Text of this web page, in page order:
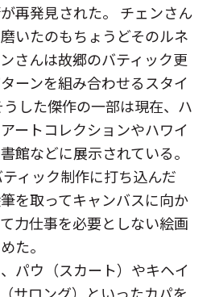
再発見された。 チェンさん
いたのもちょうどそのルネ
さんは故郷のバティック更
ーンを組み合わせるスタイ
した傑作の一部は現在、ハ
ートコレクションやハワイ
館などに展示されている。
ィック制作に打ち込んだ
を取ってキャンバスに向か
力仕事を必要としない絵画
た。
パウ（スカート）やキヘイ
サロング）といったカパを